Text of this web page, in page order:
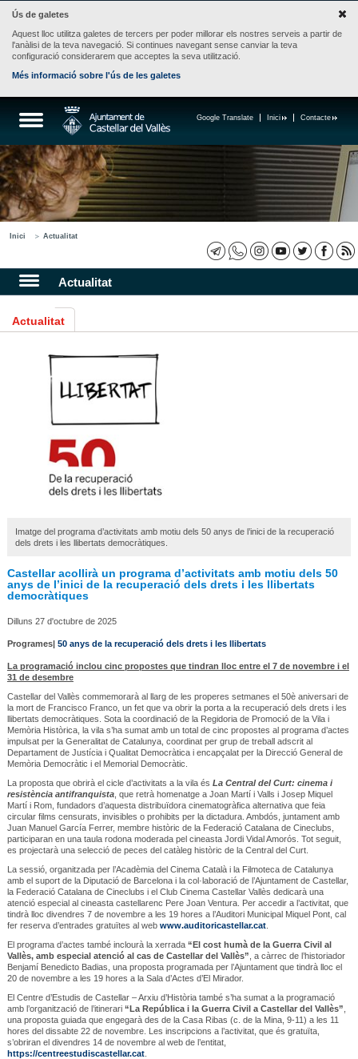
Ús de galetes
Aquest lloc utilitza galetes de tercers per poder millorar els nostres serveis a partir de
l'anàlisi de la teva navegació. Si continues navegant sense canviar la teva
configuració considerarem que acceptes la seva utilització.
Més informació sobre l'ús de les galetes
Contacte
Inici
Google Translate
Inici Actualitat
Actualitat
Actualitat
Imatge del programa d’activitats amb motiu dels 50 anys de l’inici de la recuperació
dels drets i les llibertats democràtiques.
Castellar acollirà un programa d’activitats amb motiu dels 50
anys de l’inici de la recuperació dels drets i les llibertats
democràtiques
Dilluns 27 d'octubre de 2025
Programes| 50 anys de la recuperació dels drets i les llibertats
La programació inclou cinc propostes que tindran lloc entre el 7 de novembre i el
31 de desembre
Castellar del Vallès commemorarà al llarg de les properes setmanes el 50è aniversari de
la mort de Francisco Franco, un fet que va obrir la porta a la recuperació dels drets i les
llibertats democràtiques. Sota la coordinació de la Regidoria de Promoció de la Vila i
Memòria Històrica, la vila s’ha sumat amb un total de cinc propostes al programa d’actes
impulsat per la Generalitat de Catalunya, coordinat per grup de treball adscrit al
Departament de Justícia i Qualitat Democràtica i encapçalat per la Direcció General de
Memòria Democràtic i el Memorial Democràtic.
La proposta que obrirà el cicle d’activitats a la vila és La Central del Curt: cinema i
resistència antifranquista, que retrà homenatge a Joan Martí i Valls i Josep Miquel
Martí i Rom, fundadors d’aquesta distribuïdora cinematogràfica alternativa que feia
circular films censurats, invisibles o prohibits per la dictadura. Ambdós, juntament amb
Juan Manuel García Ferrer, membre històric de la Federació Catalana de Cineclubs,
participaran en una taula rodona moderada pel cineasta Jordi Vidal Amorós. Tot seguit,
es projectarà una selecció de peces del catàleg històric de la Central del Curt.
La sessió, organitzada per l’Acadèmia del Cinema Català i la Filmoteca de Catalunya
amb el suport de la Diputació de Barcelona i la col·laboració de l’Ajuntament de Castellar,
la Federació Catalana de Cineclubs i el Club Cinema Castellar Vallès dedicarà una
atenció especial al cineasta castellarenc Pere Joan Ventura. Per accedir a l’activitat, que
tindrà lloc divendres 7 de novembre a les 19 hores a l’Auditori Municipal Miquel Pont, cal
fer reserva d’entrades gratuïtes al web www.auditoricastellar.cat.
El programa d’actes també inclourà la xerrada “El cost humà de la Guerra Civil al
Vallès, amb especial atenció al cas de Castellar del Vallès” , a càrrec de l’historiador
Benjamí Benedicto Badias, una proposta programada per l’Ajuntament que tindrà lloc el
20 de novembre a les 19 hores a la Sala d’Actes d’El Mirador.
El Centre d’Estudis de Castellar – Arxiu d’Història també s’ha sumat a la programació
amb l’organització de l’itinerari “La República i la Guerra Civil a Castellar del Vallès”
una proposta guiada que engegarà des de la Casa Ribas (c. de la Mina, 9-11) a les 11
hores del dissabte 22 de novembre. Les inscripcions a l’activitat, que és gratuïta,
s’obriran el divendres 14 de novembre al web de l’entitat,
https://centreestudiscastellar.cat.